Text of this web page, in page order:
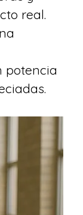
real.
potencia